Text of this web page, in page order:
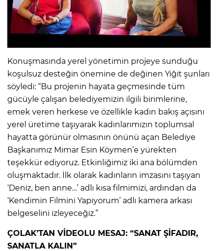
Konuşmasında yerel yönetimin projeye sunduğu
koşulsuz desteğin önemine de değinen Yiğit şunları
söyledi: “Bu projenin hayata geçmesinde tüm
gücüyle çalışan belediyemizin ilgili birimlerine,
emek veren herkese ve özellikle kadın bakış açısını
yerel üretime taşıyarak kadınlarımızın toplumsal
hayatta görünür olmasının önünü açan Belediye
Başkanımız Mimar Esin Köymen’e yürekten
teşekkür ediyoruz. Etkinliğimiz iki ana bölümden
oluşmaktadır. İlk olarak kadınların imzasını taşıyan
‘Deniz, ben anne…’ adlı kısa filmimizi, ardından da
‘Kendimin Filmini Yapıyorum’ adlı kamera arkası
belgeselini izleyeceğiz.”
ÇOLAK’TAN VİDEOLU MESAJ: “SANAT ŞİFADIR,
SANATLA KALIN”